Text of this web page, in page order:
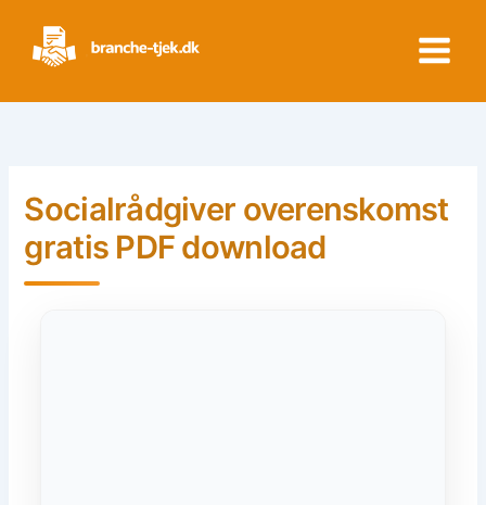
content
Socialrådgiver overenskomst
gratis PDF download